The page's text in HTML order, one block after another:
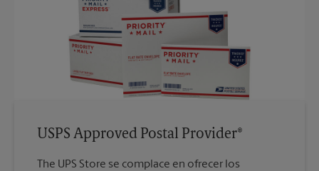
USPS Approved Postal Provider®
The UPS Store se complace en ofrecer los